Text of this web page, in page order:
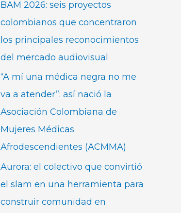
BAM 2026: seis proyectos
colombianos que concentraron
los principales reconocimientos
del mercado audiovisual
“A mí una médica negra no me
va a atender”: así nació la
Asociación Colombiana de
Mujeres Médicas
Afrodescendientes (ACMMA)
Aurora: el colectivo que convirtió
el slam en una herramienta para
construir comunidad en